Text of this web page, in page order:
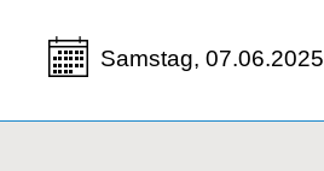
Samstag, 07.06.2025